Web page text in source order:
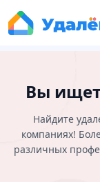
Вы
Найдите
компаниях!
различных